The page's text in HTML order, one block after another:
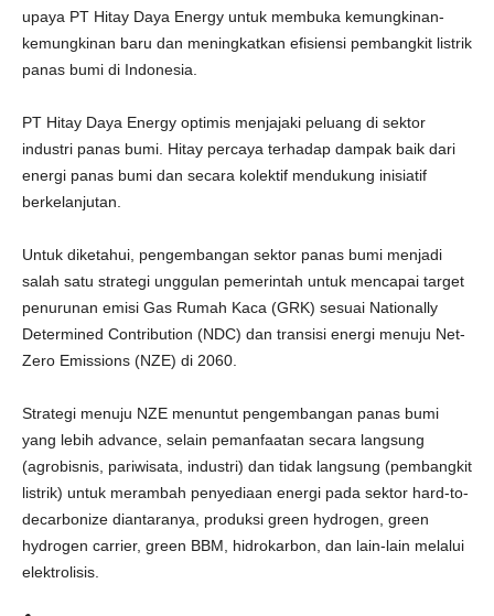
upaya PT Hitay Daya Energy untuk membuka kemungkinan-
kemungkinan baru dan meningkatkan efisiensi pembangkit listrik
panas bumi di Indonesia.
PT Hitay Daya Energy optimis menjajaki peluang di sektor
industri panas bumi. Hitay percaya terhadap dampak baik dari
energi panas bumi dan secara kolektif mendukung inisiatif
berkelanjutan.
Untuk diketahui, pengembangan sektor panas bumi menjadi
salah satu strategi unggulan pemerintah untuk mencapai target
penurunan emisi Gas Rumah Kaca (GRK) sesuai Nationally
Determined Contribution (NDC) dan transisi energi menuju Net-
Zero Emissions (NZE) di 2060.
Strategi menuju NZE menuntut pengembangan panas bumi
yang lebih advance, selain pemanfaatan secara langsung
(agrobisnis, pariwisata, industri) dan tidak langsung (pembangkit
listrik) untuk merambah penyediaan energi pada sektor hard-to-
decarbonize diantaranya, produksi green hydrogen, green
hydrogen carrier, green BBM, hidrokarbon, dan lain-lain melalui
elektrolisis.